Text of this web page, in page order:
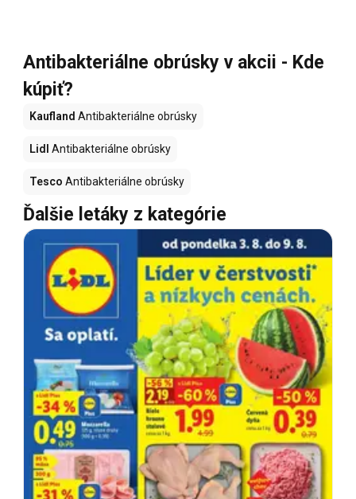
Antibakteriálne obrúsky v akcii - Kde
kúpiť?
Kaufland Antibakteriálne obrúsky
Lidl Antibakteriálne obrúsky
Tesco Antibakteriálne obrúsky
Ďalšie letáky z kategórie